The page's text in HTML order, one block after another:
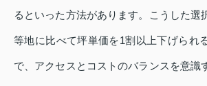
るといった方法があります。こうした選
等地に比べて坪単価を1割以上下げられ
で、アクセスとコストのバランスを意識